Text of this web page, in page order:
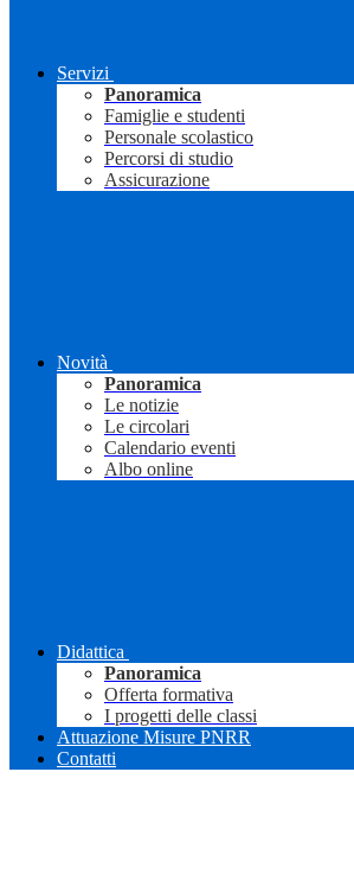
Servizi
Panoramica
Famiglie e studenti
Personale scolastico
Percorsi di studio
Assicurazione
Novità
Panoramica
Le notizie
Le circolari
Calendario eventi
Albo online
Didattica
Panoramica
Offerta formativa
I progetti delle classi
Attuazione Misure PNRR
Contatti